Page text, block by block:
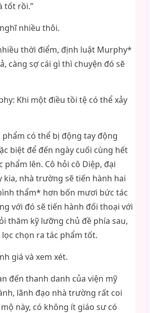
tốt rồi.”
nhiều thôi.
thời điểm, định luật Murphy*
càng sợ cái gì thì chuyện đó sẽ
Khi một điều tồi tệ có thể xảy
phẩm có thể bị động tay động
biệt để đến ngày cuối cùng hết
phẩm lên. Cô hỏi cô Diệp, đại
kia, nhà trường sẽ tiến hành hai
thẩm* hơn bốn mươi bức tác
với đó sẽ tiến hành đối thoại với
thăm kỹ lưỡng chủ đề phía sau,
chọn ra tác phẩm tốt.
giá và xem xét.
đến thanh danh của viện mỹ
lãnh đạo nhà trường rất coi
này, có không ít giáo sư có